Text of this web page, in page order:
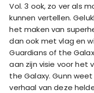
Vol. 3 ook, zo ver als
kunnen vertellen.
het maken van
dan ook met vlag en
Guardians of the
aan zijn visie voor het
the Galaxy. Gunn
verhaal van deze